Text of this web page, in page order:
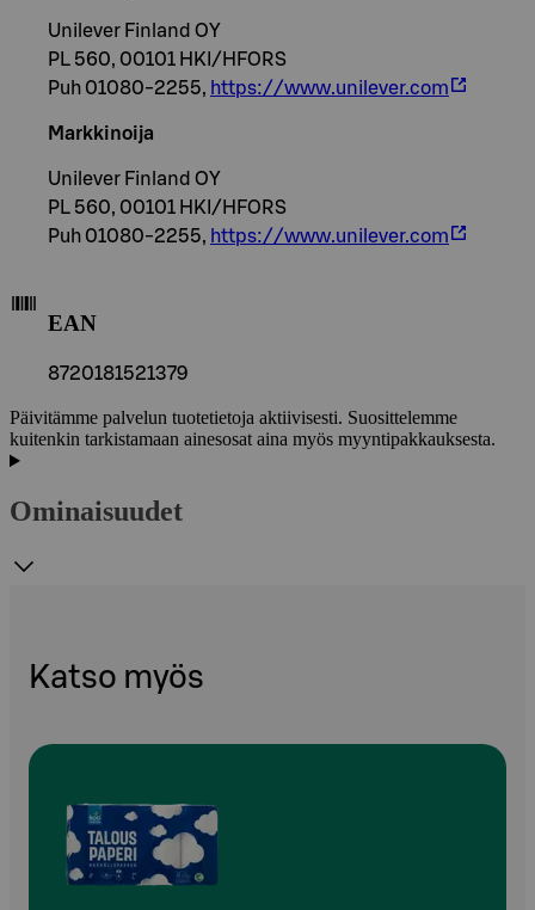
Unilever Finland OY
PL 560, 00101 HKI/HFORS
Puh 01080-2255, https://www.unilever.com
Markkinoija
Unilever Finland OY
PL 560, 00101 HKI/HFORS
Puh 01080-2255, https://www.unilever.com
EAN
8720181521379
Päivitämme palvelun tuotetietoja aktiivisesti. Suosittelemme
kuitenkin tarkistamaan ainesosat aina myös myyntipakkauksesta.
Ominaisuudet
Katso myös